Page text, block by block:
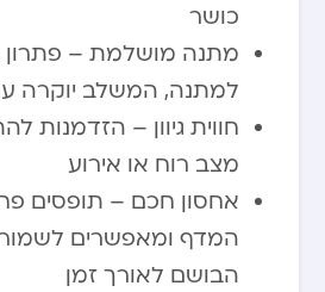
כושר
מתנה מושלמת – פתרון
למתנה, המשלב יוקרה
חווית גיוון – הזדמנות
מצב רוח או אירוע
אחסון חכם – תופסים
המדף ומאפשרים
הבושם לאורך זמן